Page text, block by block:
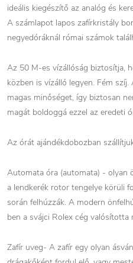
ideális kiegészítő az analóg és
A számlapot lapos zafírkristály
negyedóráknál római számok
Az 50 M-es vízállóság biztosítja,
közben is vízálló legyen. Fém
magas minőséget, így biztosan
magát boldoggá ezzel az eredeti
Az órát ajándékdobozban
Automata óra (automata) - olyan
a lendkerék rotor tengelye körüli
során felhúzzák. A modern
ben a svájci Rolex cég valósította
Zafír uveg- A zafír egy olyan